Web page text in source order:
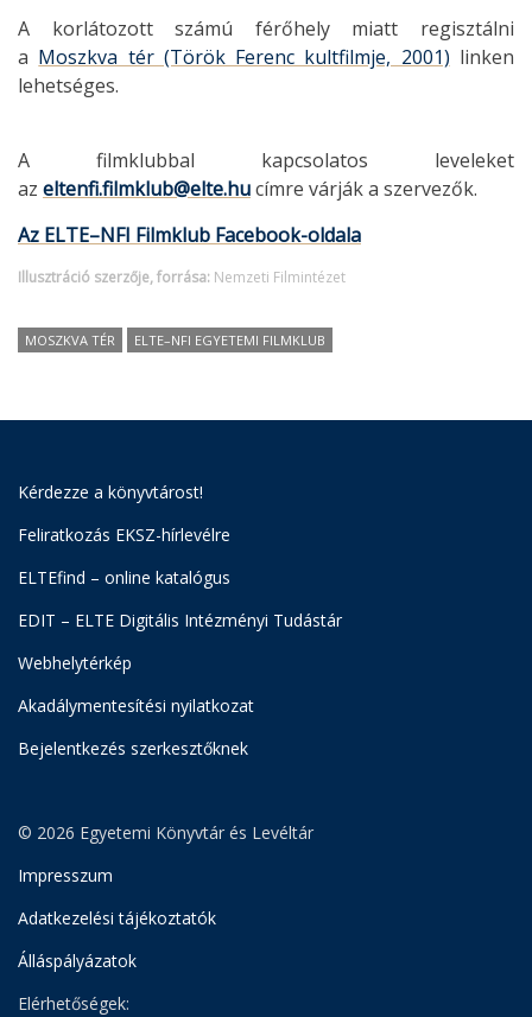
A korlátozott számú férőhely miatt regisztálni
a Moszkva tér (Török Ferenc kultfilmje, 2001) linken
lehetséges.
A filmklubbal kapcsolatos leveleket
az eltenfi.filmklub@elte.hucímre várják a szervezők.
Az ELTE–NFI Filmklub Facebook-oldala
Illusztráció szerzője, forrása: Nemzeti Filmintézet
MOSZKVA TÉR ELTE–NFI EGYETEMI FILMKLUB
Kérdezze a könyvtárost!
Feliratkozás EKSZ-hírlevélre
ELTEfind – online katalógus
EDIT – ELTE Digitális Intézményi Tudástár
Webhelytérkép
Akadálymentesítési nyilatkozat
Bejelentkezés szerkesztőknek
© 2026 Egyetemi Könyvtár és Levéltár
Impresszum
Adatkezelési tájékoztatók
Álláspályázatok
Elérhetőségek: